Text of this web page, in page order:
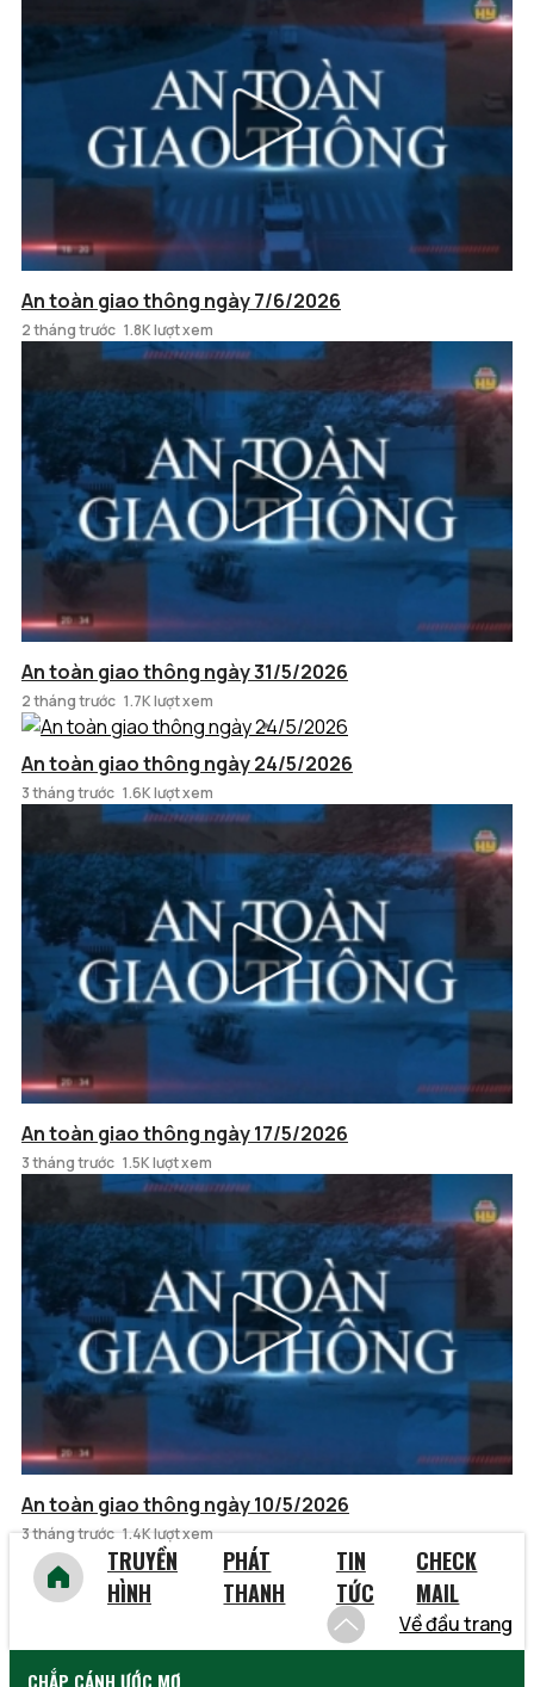
An toàn giao thông ngày 7/6/2026
2 tháng trước 1.8K lượt xem
An toàn giao thông ngày 31/5/2026
2 tháng trước 1.7K lượt xem
An toàn giao thông ngày 24/5/2026
3 tháng trước 1.6K lượt xem
An toàn giao thông ngày 17/5/2026
3 tháng trước 1.5K lượt xem
An toàn giao thông ngày 10/5/2026
3 tháng trước 1.4K lượt xem
TRUYỀN
HÌNH
PHÁT
THANH
TIN
TỨC
CHECK
MAIL
Về đầu trang
CHẮP CÁNH ƯỚC MƠ